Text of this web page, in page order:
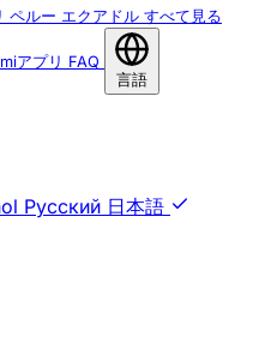
ペルー エクアドル すべて見る
アプリ FAQ
言語
Русский 日本語